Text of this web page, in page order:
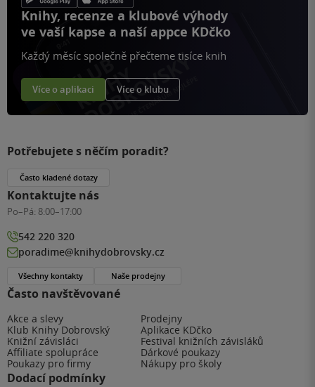
Knihy, recenze a klubové výhody
ve vaší kapse a naší appce KDčko
Každý měsíc společně přečteme tisíce knih
Více o aplikaci Více o klubu
Často navštěvované
Akce a slevy
Prodejny
Klub Knihy Dobrovský
Aplikace KDčko
Knižní závisláci
Festival knižních závisláků
Affiliate spolupráce
Dárkové poukazy
Poukazy pro firmy
Nákupy pro školy
Dodací podmínky
Potřebujete s něčím poradit?
Často kladené dotazy
Kontaktujte nás
Po–Pá: 8:00–17:00
542 220 320
poradime@knihydobrovsky.cz
Všechny kontakty Naše prodejny